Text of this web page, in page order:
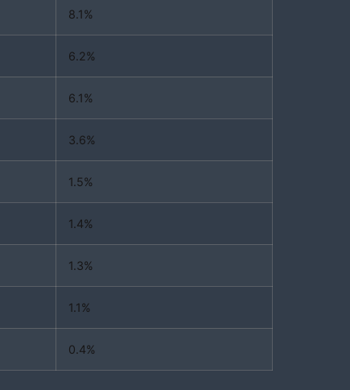
8.1%
6.2%
6.1%
3.6%
1.5%
1.4%
1.3%
1.1%
0.4%